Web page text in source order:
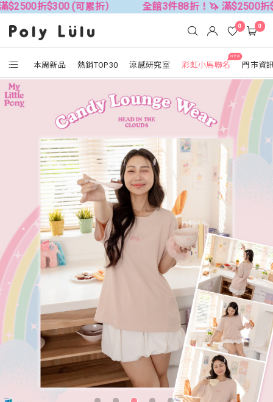
(可累折） 全館3件88折！🦄 滿$2500折$300 (可累
本周新品 熱銷TOP30 涼感研究室
NEW
彩虹小馬聯名 門市資
0 0